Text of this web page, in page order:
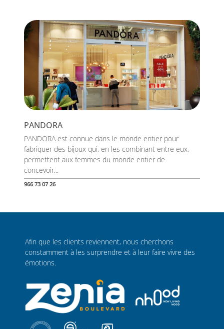
PANDORA
PANDORA est connue dans le monde entier pour
fabriquer des bijoux qui, en les combinant entre eux,
permettent aux femmes du monde entier de
concevoir...
966 73 07 26
Afin que les clients reviennent, nous cherchons
constamment à les surprendre et à leur faire vivre des
émotions.